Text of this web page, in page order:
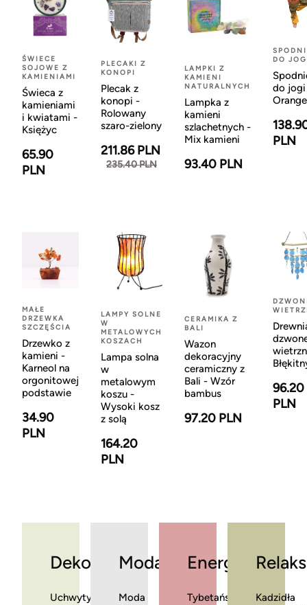
ŚWIECE
SOJOWE Z
KAMIENIAMI
Świeca z
kamieniami
i kwiatami -
Księżyc
65.90
PLN
PLECAKI Z
KONOPI
Plecak z
konopi -
Rolowany
szaro-zielony
211.86 PLN
235.40 PLN
LAMPKI Z
KAMIENI
NATURALNYCH
Lampka z
kamieni
szlachetnych -
Mix kamieni
93.40 PLN
DO
do
Orange
PLN
MAŁE
DRZEWKA
SZCZĘŚCIA
Drzewko z
kamieni -
Karneol na
orgonitowej
podstawie
34.90
PLN
LAMPY SOLNE
W
METALOWYCH
KOSZACH
Lampa solna
w
metalowym
koszu -
Wysoki kosz
z solą
164.20
PLN
CERAMIKA Z
BALI
Wazon
dekoracyjny
ceramiczny z
Bali - Wzór
bambus
97.20 PLN
96.20
PLN
Dekoracje
Uchwyty
Moda
Moda
Energia
Tybetańskie
Relaks
Kadzidła